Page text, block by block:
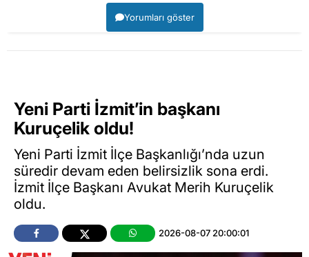
Yorumları göster
Yeni Parti İzmit’in başkanı
Kuruçelik oldu!
Yeni Parti İzmit İlçe Başkanlığı’nda uzun
süredir devam eden belirsizlik sona erdi.
İzmit İlçe Başkanı Avukat Merih Kuruçelik
oldu.
2026-08-07 20:00:01